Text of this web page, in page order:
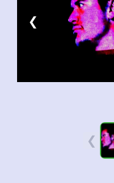
❮
❮